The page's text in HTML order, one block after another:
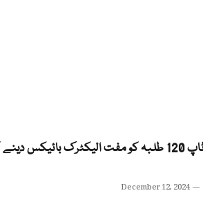
فیڈرل بورڈ کے ٹاپ 120 طلبہ کو مفت الیکٹرک بائیکس
December 12, 2024